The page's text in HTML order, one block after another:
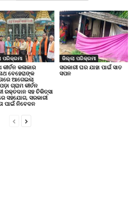
ପରିକ୍ରମା
କଳାକାର
ବେହେରାଙ୍କ
ଆଗେଇଲା
ଗ୍ରାମ କୀର୍ତନ
ରକ୍ତଦାନ ସହ ଚିକିତ୍ସା
ସହଯୋଗ, ସରକାରୀ
ପାଇଁ ନିବେଦନ
ଜିଲ୍ଲା ପରିକ୍ରମା
ସରକାରୀ ଘର ଯାହା ପାଇଁ ସାତ
ସପନ